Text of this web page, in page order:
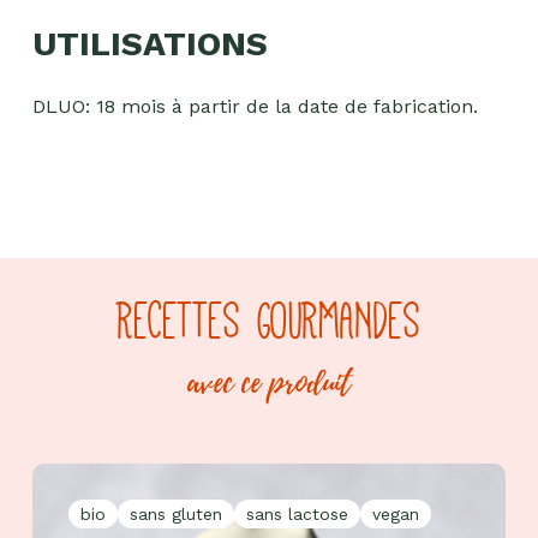
UTILISATIONS
DLUO: 18 mois à partir de la date de fabrication.
RECETTES GOURMANDES
avec ce produit
bio sans gluten sans lactose vegan
Chocolat
Aides
culinaires
secs